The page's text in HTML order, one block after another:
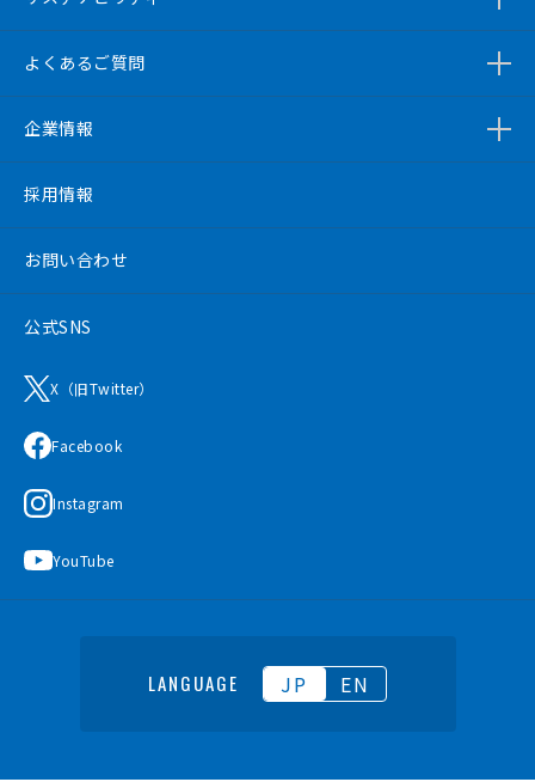
よくあるご質問
企業情報
採用情報
お問い合わせ
公式SNS
X（旧Twitter）
Facebook
Instagram
YouTube
LANGUAGE JP EN